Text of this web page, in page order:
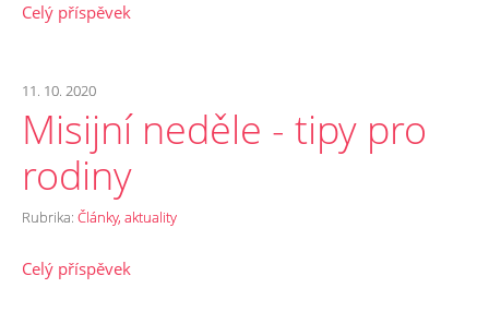
Celý příspěvek
11. 10. 2020
Misijní neděle - tipy pro
rodiny
Rubrika: Články, aktuality
Celý příspěvek